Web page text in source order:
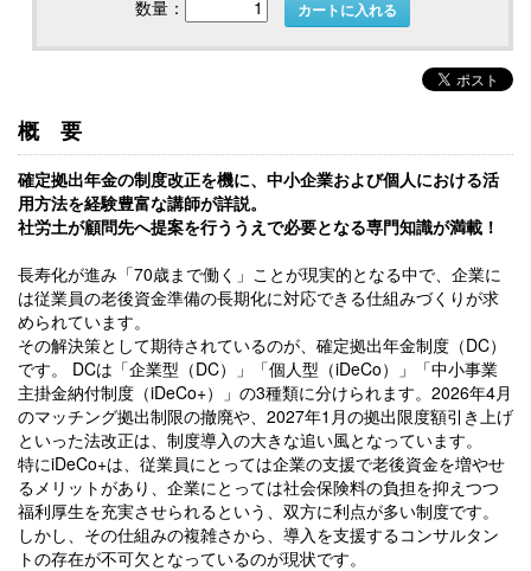
数量： カートに入れる
概要
確定拠出年金の制度改正を機に、中小企業および個人における活
用方法を経験豊富な講師が詳説。
社労土が顧問先へ提案を行ううえで必要となる専門知識が満載！
長寿化が進み「70歳まで働く」ことが現実的となる中で、企業に
は従業員の老後資金準備の長期化に対応できる仕組みづくりが求
められています。
その解決策として期待されているのが、確定拠出年金制度（DC）
です。 DCは「企業型（DC）」「個人型（iDeCo）」「中小事業
主掛金納付制度（iDeCo+）」の3種類に分けられます。2026年4月
のマッチング拠出制限の撤廃や、2027年1月の拠出限度額引き上げ
といった法改正は、制度導入の大きな追い風となっています。
特にiDeCo+は、従業員にとっては企業の支援で老後資金を増やせ
るメリットがあり、企業にとっては社会保険料の負担を抑えつつ
福利厚生を充実させられるという、双方に利点が多い制度です。
しかし、その仕組みの複雑さから、導入を支援するコンサルタン
トの存在が不可欠となっているのが現状です。